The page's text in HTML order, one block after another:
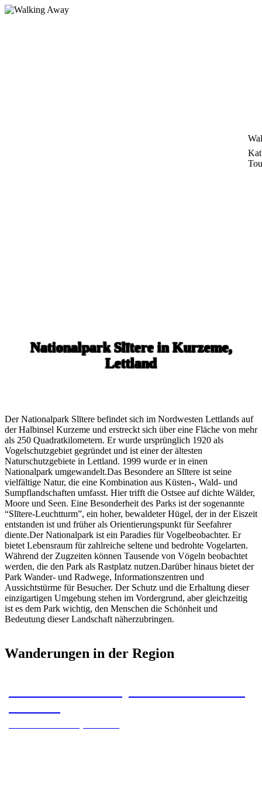
Zum
Nationalpark Slītere in Kurzeme,
Lettland
Der Nationalpark Slītere befindet sich im Nordwesten Lettlands auf
der Halbinsel Kurzeme und erstreckt sich über eine Fläche von mehr
als 250 Quadratkilometern. Er wurde ursprünglich 1920 als
Vogelschutzgebiet gegründet und ist einer der ältesten
Naturschutzgebiete in Lettland. 1999 wurde er in einen
Nationalpark umgewandelt.Das Besondere an Slītere ist seine
vielfältige Natur, die eine Kombination aus Küsten-, Wald- und
Sumpflandschaften umfasst. Hier trifft die Ostsee auf dichte Wälder,
Moore und Seen. Eine Besonderheit des Parks ist der sogenannte
“Slītere-Leuchtturm”, ein hoher, bewaldeter Hügel, der in der Eiszeit
entstanden ist und früher als Orientierungspunkt für Seefahrer
diente.Der Nationalpark ist ein Paradies für Vogelbeobachter. Er
bietet Lebensraum für zahlreiche seltene und bedrohte Vogelarten.
Während der Zugzeiten können Tausende von Vögeln beobachtet
werden, die den Park als Rastplatz nutzen.Darüber hinaus bietet der
Park Wander- und Radwege, Informationszentren und
Aussichtstürme für Besucher. Der Schutz und die Erhaltung dieser
einzigartigen Umgebung stehen im Vordergrund, aber gleichzeitig
ist es dem Park wichtig, den Menschen die Schönheit und
Bedeutung dieser Landschaft näherzubringen.
Wanderungen in der Region